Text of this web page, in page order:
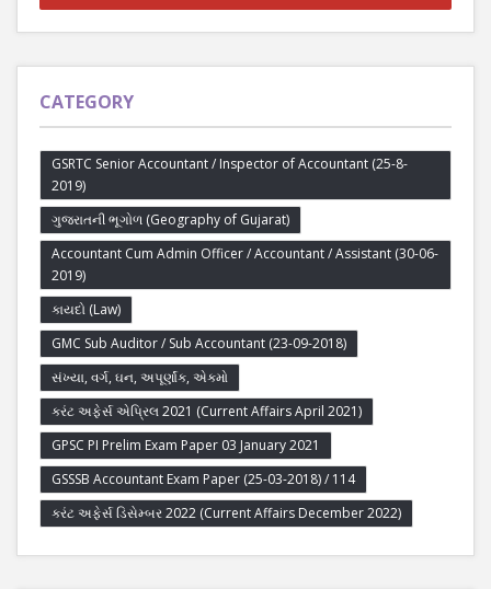
CATEGORY
GSRTC Senior Accountant / Inspector of Accountant (25-8-
2019)
ગુજરાતની ભૂગોળ (Geography of Gujarat)
Accountant Cum Admin Officer / Accountant / Assistant (30-06-
2019)
કાયદો (Law)
GMC Sub Auditor / Sub Accountant (23-09-2018)
સંખ્યા, વર્ગ, ઘન, અપૂર્ણાંક, એકમો
કરંટ અફેર્સ એપ્રિલ 2021 (Current Affairs April 2021)
GPSC PI Prelim Exam Paper 03 January 2021
GSSSB Accountant Exam Paper (25-03-2018) / 114
કરંટ અફેર્સ ડિસેમ્બર 2022 (Current Affairs December 2022)